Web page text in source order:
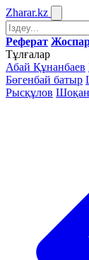
Zharar.kz
Реферат
Тұлғалар
Абай Құнанбаев
Бөгенбай батыр
Рысқұлов Шоқан